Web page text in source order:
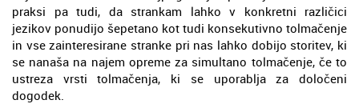
praksi pa tudi, da strankam lahko v konkretni različici
jezikov ponudijo šepetano kot tudi konsekutivno tolmačenje
in vse zainteresirane stranke pri nas lahko dobijo storitev, ki
se nanaša na najem opreme za simultano tolmačenje, če to
ustreza vrsti tolmačenja, ki se uporablja za določeni
dogodek.